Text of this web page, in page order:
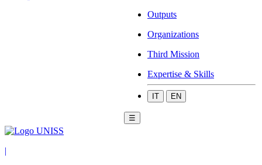
Outputs
Organizations
Third Mission
Expertise & Skills
IT EN
☰
|